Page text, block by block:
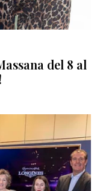
del 8 al